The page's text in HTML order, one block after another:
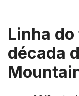
Linha
década